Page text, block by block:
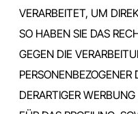
VERARBEITET, UM
SO HABEN SIE DAS
GEGEN DIE
DERARTIGER